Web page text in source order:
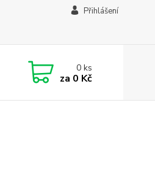
Přihlášení
0ks
za 0 Kč